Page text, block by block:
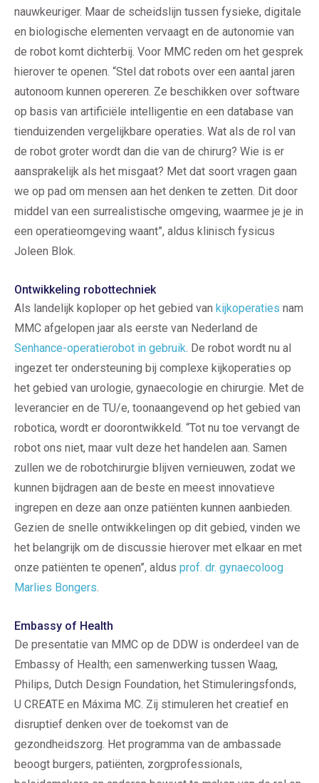
nauwkeuriger. Maar de scheidslijn tussen fysieke, digitale
en biologische elementen vervaagt en de autonomie van
de robot komt dichterbij. Voor MMC reden om het gesprek
hierover te openen. “Stel dat robots over een aantal jaren
autonoom kunnen opereren. Ze beschikken over software
op basis van artificiële intelligentie en een database van
tienduizenden vergelijkbare operaties. Wat als de rol van
de robot groter wordt dan die van de chirurg? Wie is er
aansprakelijk als het misgaat? Met dat soort vragen gaan
we op pad om mensen aan het denken te zetten. Dit door
middel van een surrealistische omgeving, waarmee je je in
een operatieomgeving waant”, aldus klinisch fysicus
Joleen Blok.
Ontwikkeling robottechniek
Als landelijk koploper op het gebied van kijkoperaties nam
MMC afgelopen jaar als eerste van Nederland de
Senhance-operatierobot in gebruik. De robot wordt nu al
ingezet ter ondersteuning bij complexe kijkoperaties op
het gebied van urologie, gynaecologie en chirurgie. Met de
leverancier en de TU/e, toonaangevend op het gebied van
robotica, wordt er doorontwikkeld. “Tot nu toe vervangt de
robot ons niet, maar vult deze het handelen aan. Samen
zullen we de robotchirurgie blijven vernieuwen, zodat we
kunnen bijdragen aan de beste en meest innovatieve
ingrepen en deze aan onze patiënten kunnen aanbieden.
Gezien de snelle ontwikkelingen op dit gebied, vinden we
het belangrijk om de discussie hierover met elkaar en met
onze patiënten te openen”, aldus prof. dr. gynaecoloog
Marlies Bongers.
Embassy of Health
De presentatie van MMC op de DDW is onderdeel van de
Embassy of Health; een samenwerking tussen Waag,
Philips, Dutch Design Foundation, het Stimuleringsfonds,
U CREATE en Máxima MC. Zij stimuleren het creatief en
disruptief denken over de toekomst van de
gezondheidszorg. Het programma van de ambassade
beoogt burgers, patiënten, zorgprofessionals,